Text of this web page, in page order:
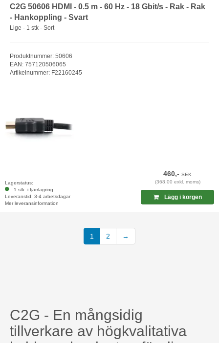
C2G 50606 HDMI - 0.5 m - 60 Hz - 18 Gbit/s - Rak - Rak
- Hankoppling - Svart
Lige - 1 stk - Sort
Produktnummer: 50606
EAN: 757120506065
Artikelnummer: F22160245
Lagerstatus:
1 stk. i fjärrlagring
Leveranstid: 3-4 arbetsdagar
Mer leveransinformation
460,-SEK
(368,00 exkl. moms)
Lägg i korgen
1 2 →
C2G - En mångsidig
tillverkare av högkvalitativa